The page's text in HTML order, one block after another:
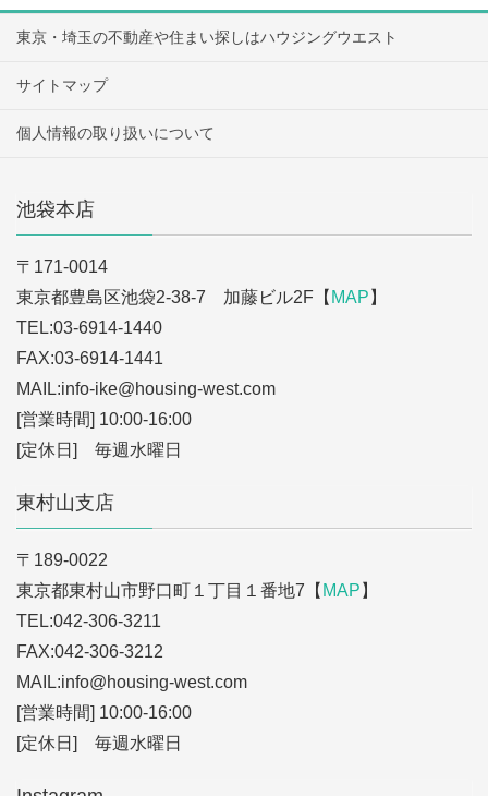
東京・埼玉の不動産や住まい探しはハウジングウエスト
サイトマップ
個人情報の取り扱いについて
池袋本店
〒171-0014
東京都豊島区池袋2-38-7 加藤ビル2F【 MAP 】
TEL:03-6914-1440
FAX:03-6914-1441
MAIL:info-ike@housing-west.com
[営業時間] 10:00-16:00
[定休日] 毎週水曜日
東村山支店
〒189-0022
東京都東村山市野口町１丁目１番地7【 MAP 】
TEL:042-306-3211
FAX:042-306-3212
MAIL:info@housing-west.com
[営業時間] 10:00-16:00
[定休日] 毎週水曜日